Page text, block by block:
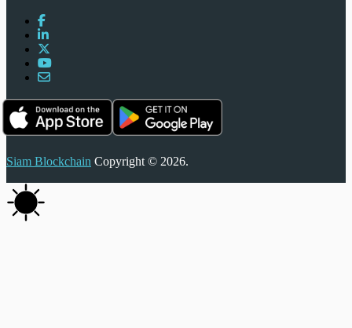
Siam Blockchain Copyright © 2026.